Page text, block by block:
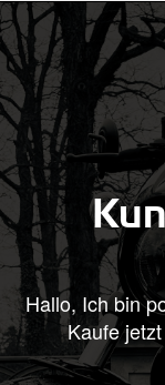
Hallo, Ich bin
Kaufe